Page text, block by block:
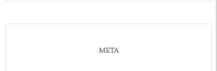
META